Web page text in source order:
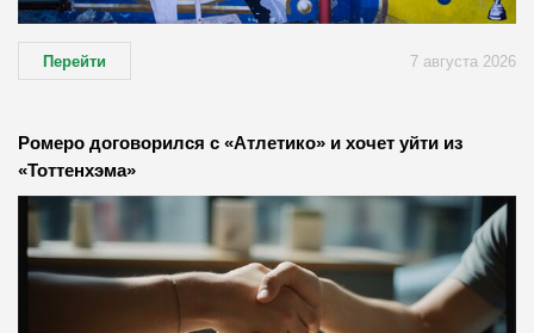
Перейти 7 августа 2026
Ромеро договорился с «Атлетико» и хочет уйти из
«Тоттенхэма»